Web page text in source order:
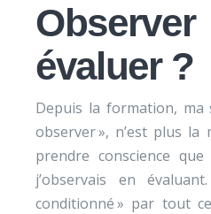
évaluer ?
Depuis la formation,
observer », n’est plus la
prendre conscience
j’observais en
conditionné » par tout